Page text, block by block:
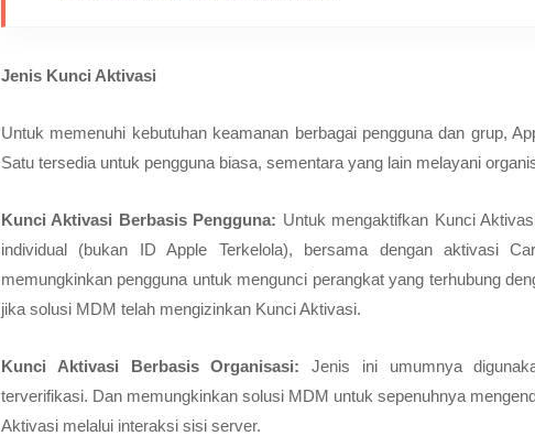
Jenis Kunci Aktivasi
Untuk memenuhi kebutuhan keamanan berbagai pengguna dan grup,
Satu tersedia untuk pengguna biasa, sementara yang lain melayani
Kunci Aktivasi Berbasis Pengguna: Untuk mengaktifkan Kunci
individual (bukan ID Apple Terkelola), bersama dengan aktivasi
memungkinkan pengguna untuk mengunci perangkat yang terhubung
jika solusi MDM telah mengizinkan Kunci Aktivasi.
Kunci Aktivasi Berbasis Organisasi: Jenis ini umumnya
terverifikasi. Dan memungkinkan solusi MDM untuk sepenuhnya
Aktivasi melalui interaksi sisi server.